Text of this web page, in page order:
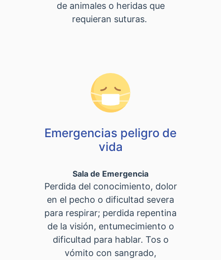
de animales o heridas que
requieran suturas.
Emergencias peligro de
vida
Sala de Emergencia
Perdida del conocimiento, dolor
en el pecho o dificultad severa
para respirar; perdida repentina
de la visión, entumecimiento o
dificultad para hablar. Tos o
vómito con sangrado,